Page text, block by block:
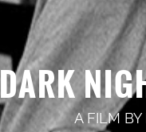
DARK
A FILM BY